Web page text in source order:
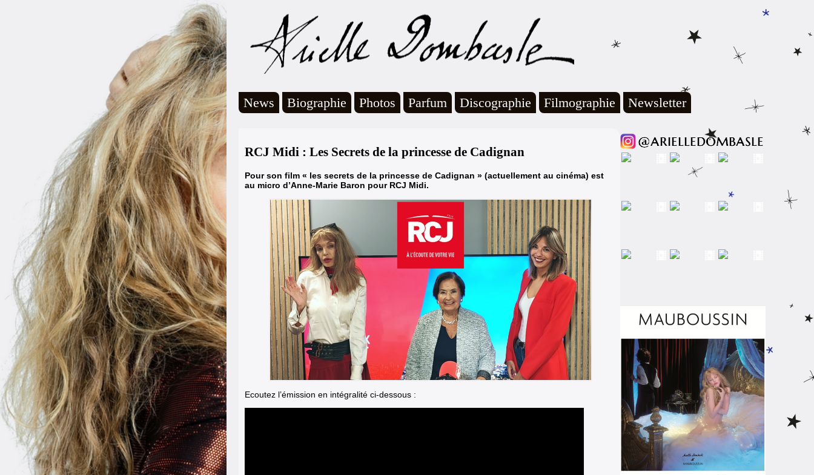
News Biographie Photos Parfum Discographie Filmographie Newsletter
RCJ Midi : Les Secrets de la princesse de Cadignan
Pour son film « les secrets de la princesse de Cadignan » (actuellement au cinéma) est
au micro d’Anne-Marie Baron pour RCJ Midi.
Ecoutez l’émission en intégralité ci-dessous :